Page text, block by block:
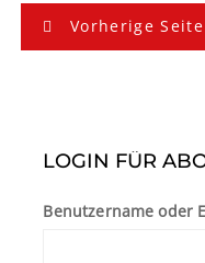
B
e
Vorherige Seite
LOGIN FÜR
Benutzername oder